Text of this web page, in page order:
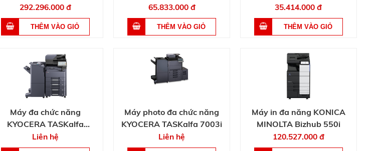
292.296.000 đ
65.833.000 đ
35.414.000 đ
Máy đa chức năng
KYOCERA TASKalfa
MZ4000i
Liên hệ
Máy photo đa chức năng
KYOCERA TASKalfa 7003i
Liên hệ
Máy in đa năng KONICA
MINOLTA Bizhub 550i
120.527.000 đ